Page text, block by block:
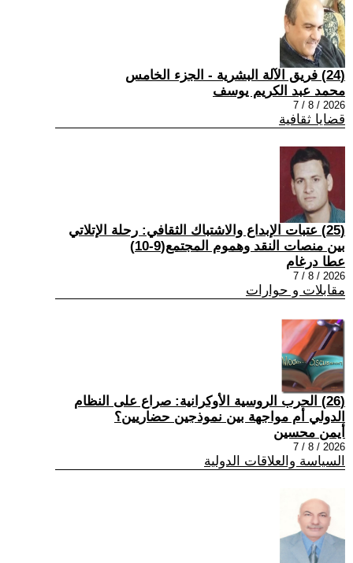
(24) فريق الآلة البشرية - الجزء الخامس
محمد عبد الكريم يوسف
2026 / 8 / 7
قضايا ثقافية
(25) عتبات الإبداع والاشتباك الثقافي: رحلة الإتلاتي
بين منصات النقد وهموم المجتمع(9-10)
عطا درغام
2026 / 8 / 7
مقابلات و حوارات
(26) الحرب الروسية الأوكرانية: صراع على النظام
الدولي أم مواجهة بين نموذجين حضاريين؟
أيمن محسين
2026 / 8 / 7
السياسة والعلاقات الدولية